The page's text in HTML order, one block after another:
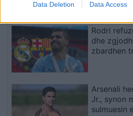
Data Deletion Data Access
dhe administratorin
koha
të fundit
Rodri
dhe
zbardhen
Arsenali
Jr., synon
sulmuesin